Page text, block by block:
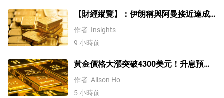
【財經縱覽】：伊朗稱與阿曼接近達成
協議，黃金漲超200美元、WTI原油三連
跌，道指續創歷史新高！
作者 Insights
9 小時前
黃金價格大漲突破4300美元！升息預期
降溫疊加央行購金，未來持續漲？
作者 Alison Ho
5 小時前